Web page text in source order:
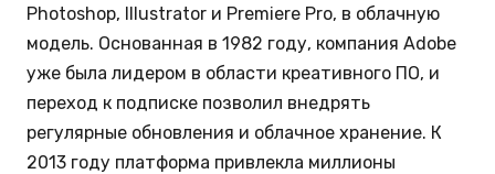
Photoshop, Illustrator и Premiere Pro, в облачную
модель. Основанная в 1982 году, компания Adobe
уже была лидером в области креативного ПО, и
переход к подписке позволил внедрять
регулярные обновления и облачное хранение. К
2013 году платформа привлекла миллионы